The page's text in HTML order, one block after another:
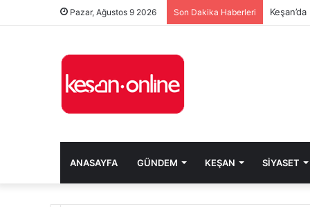
Pazar, Ağustos 9 2026 Son Dakika Haberleri
ANASAYFA GÜNDEM KEŞAN SIYASET